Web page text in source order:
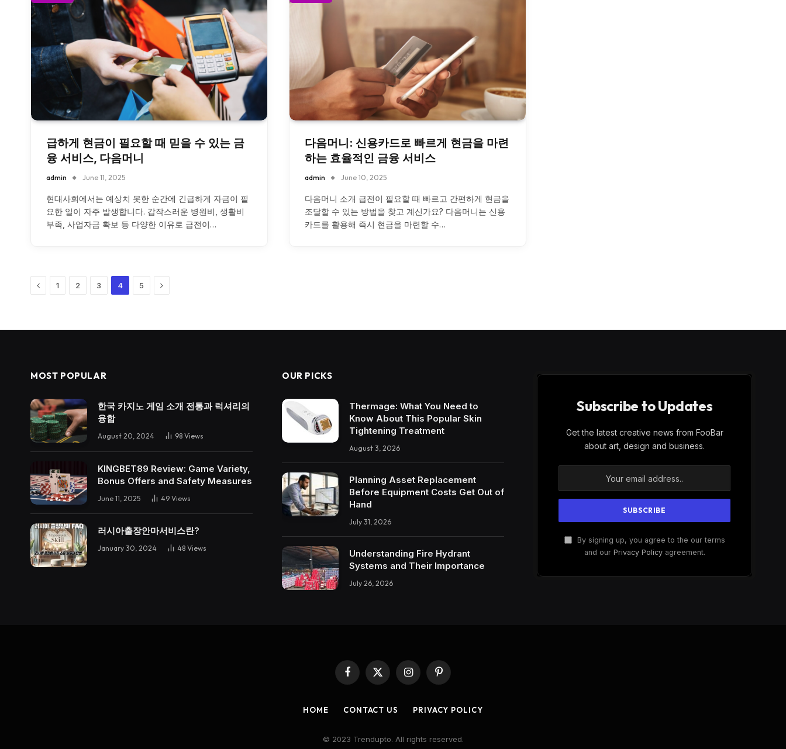
급하게 현금이 필요할 때 믿을 수 있는 금
융 서비스, 다음머니
admin June 11, 2025
현대사회에서는 예상치 못한 순간에 긴급하게 자금이 필
요한 일이 자주 발생합니다. 갑작스러운 병원비, 생활비
부족, 사업자금 확보 등 다양한 이유로 급전이…
다음머니: 신용카드로 빠르게 현금을 마련
하는 효율적인 금융 서비스
admin June 10, 2025
다음머니 소개 급전이 필요할 때 빠르고 간편하게 현금을
조달할 수 있는 방법을 찾고 계신가요? 다음머니는 신용
카드를 활용해 즉시 현금을 마련할 수…
Previous
1 2 3 4 5 Next
MOST POPULAR
한국 카지노 게임 소개 전통과 럭셔리의
융합
August 20, 2024 98 Views
KINGBET89 Review: Game Variety,
Bonus Offers and Safety Measures
June 11, 2025 49 Views
러시아출장안마서비스란?
January 30, 2024 48 Views
OUR PICKS
Thermage: What You Need to
Know About This Popular Skin
Tightening Treatment
August 3, 2026
Planning Asset Replacement
Before Equipment Costs Get Out of
Hand
July 31, 2026
Understanding Fire Hydrant
Systems and Their Importance
July 26, 2026
Subscribe to Updates
Get the latest creative news from FooBar
about art, design and business.
By signing up, you agree to the our terms
and our Privacy Policyagreement.
Facebook
X
(Twitter)
InstagramPinterest
HOME CONTACT US PRIVACY POLICY
© 2023 Trendupto. All rights reserved.